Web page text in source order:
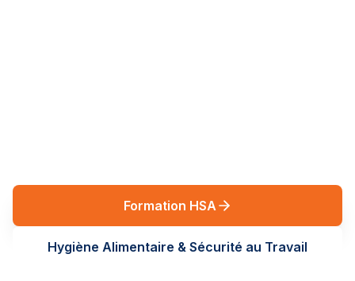
Formation HSA
Hygiène Alimentaire & Sécurité au Travail